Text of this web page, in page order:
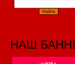
НАШ